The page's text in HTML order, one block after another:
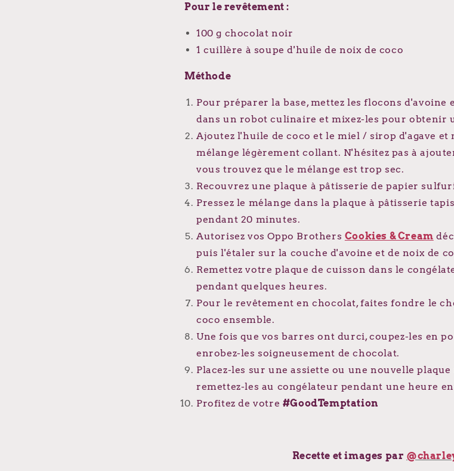
Pour le revêtement :
100 g chocolat noir
1 cuillère à soupe d'huile de noix de coco
Méthode
Pour préparer la base, mettez les flocons d'avoine
dans un robot culinaire et mixez-les pour obtenir
Ajoutez l'huile de coco et le miel / sirop d'agave
mélange légèrement collant. N'hésitez pas à
vous trouvez que le mélange est trop sec.
Recouvrez une plaque à pâtisserie de papier
Pressez le mélange dans la plaque à pâtisserie
pendant 20 minutes.
Autorisez vos Oppo Brothers Cookies & Cream
puis l'étaler sur la couche d'avoine et de noix de
Remettez votre plaque de cuisson dans le
pendant quelques heures.
Pour le revêtement en chocolat, faites fondre le
coco ensemble.
Une fois que vos barres ont durci, coupez-les en
enrobez-les soigneusement de chocolat.
Placez-les sur une assiette ou une nouvelle
remettez-les au congélateur pendant une heure
Profitez de votre #GoodTemptation
Recette et images par